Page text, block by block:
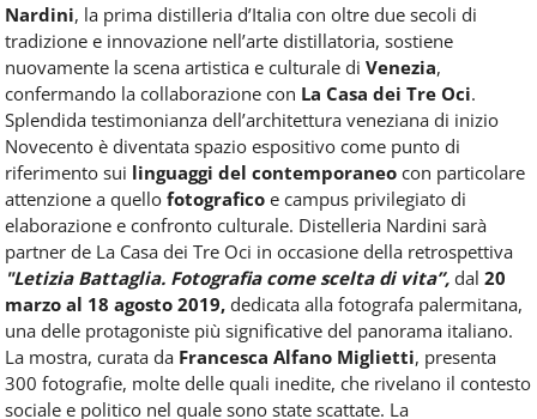
Nardini, la prima distilleria d’Italia con oltre due secoli di
tradizione e innovazione nell’arte distillatoria, sostiene
nuovamente la scena artistica e culturale di Venezia,
confermando la collaborazione con La Casa dei Tre Oci.
Splendida testimonianza dell’architettura veneziana di inizio
Novecento è diventata spazio espositivo come punto di
riferimento sui linguaggi del contemporaneo con particolare
attenzione a quello fotografico e campus privilegiato di
elaborazione e confronto culturale. Distelleria Nardini sarà
partner de La Casa dei Tre Oci in occasione della retrospettiva
"Letizia Battaglia. Fotografia come scelta di vita”, dal 20
marzo al 18 agosto 2019, dedicata alla fotografa palermitana,
una delle protagoniste più significative del panorama italiano.
La mostra, curata da Francesca Alfano Miglietti, presenta
300 fotografie, molte delle quali inedite, che rivelano il contesto
sociale e politico nel quale sono state scattate. La